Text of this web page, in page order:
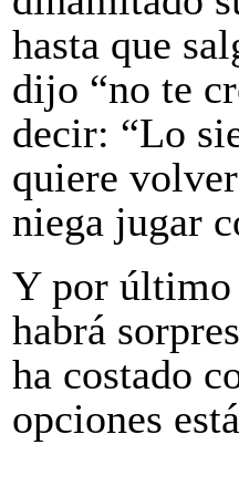
hasta que
dijo “no te
decir: “Lo
quiere
niega jugar
Y por último
habrá
ha costado
opciones